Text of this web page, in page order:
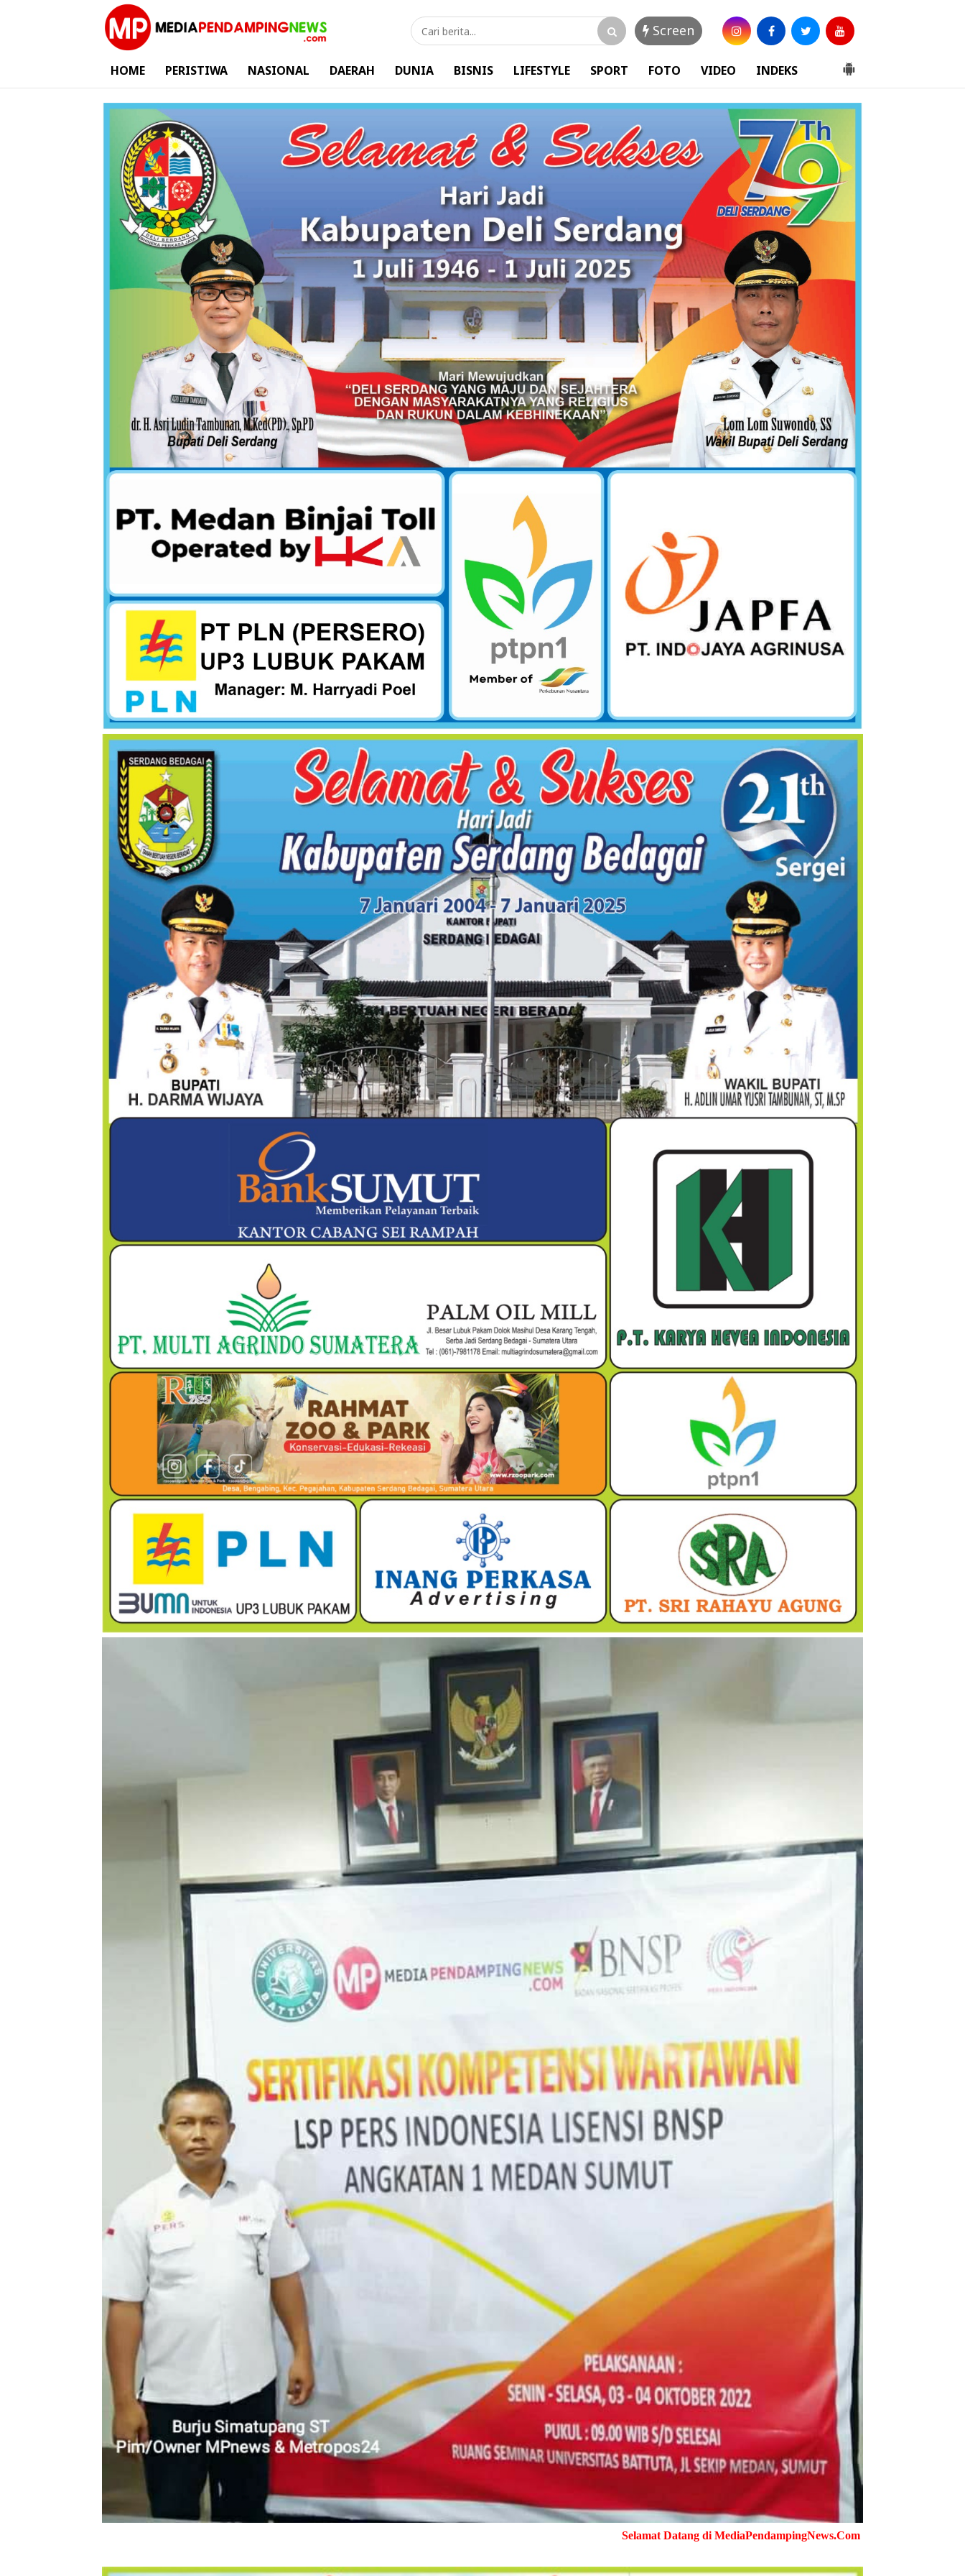
Screen
HOME PERISTIWA NASIONAL DAERAH DUNIA BISNIS LIFESTYLE SPORT FOTO VIDEO INDEKS
Selamat Datang di MediaPendampingNews.Com ➤ Cepat - Akurat - Terpercaya ➤